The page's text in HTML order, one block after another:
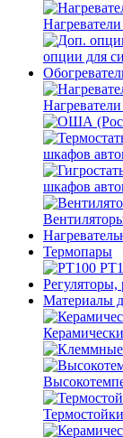
опции для
шкафов
шкафов
Термопары
Регуляторы,
Материалы